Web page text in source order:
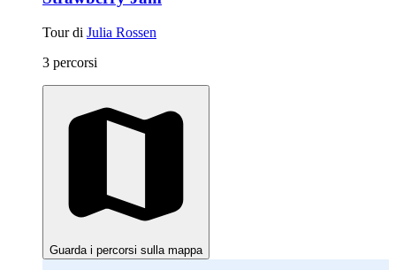
Tour di Julia Rossen
3 percorsi
Guarda i percorsi sulla mappa